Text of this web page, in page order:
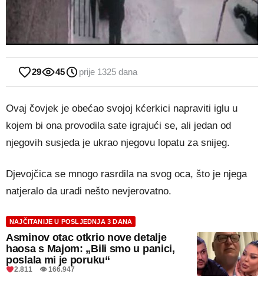
29 45 prije 1325 dana
Ovaj čovjek je obećao svojoj kćerkici napraviti iglu u
kojem bi ona provodila sate igrajući se, ali jedan od
njegovih susjeda je ukrao njegovu lopatu za snijeg.
Djevojčica se mnogo rasrdila na svog oca, što je njega
natjeralo da uradi nešto nevjerovatno.
NAJČITANIJE U POSLJEDNJA 3 DANA
Asminov otac otkrio nove detalje
haosa s Majom: „Bili smo u panici,
poslala mi je poruku“
2.811 👁 166.947